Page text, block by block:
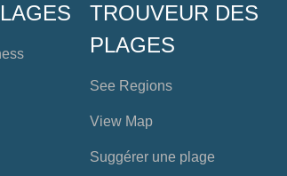
TROUVEUR DES
PLAGES
See Regions
View Map
Suggérer une plage